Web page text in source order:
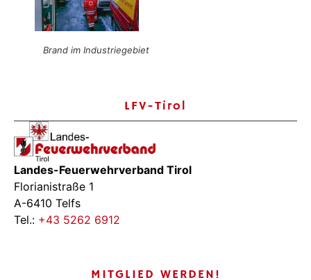
Brand im Industriegebiet
LFV-Tirol
Landes-Feuerwehrverband Tirol
Florianistraße 1
A-6410 Telfs
Tel.: +43 5262 6912
MITGLIED WERDEN!